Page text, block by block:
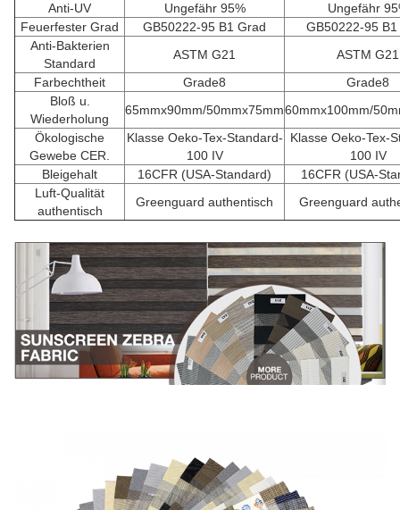
Anti-UV
Ungefähr 95%
Ungefähr
Feuerfester Grad
GB50222-95 B1 Grad
GB50222-95
Anti-Bakterien
Standard
ASTM G21
ASTM G21
Farbechtheit
Grade8
Grade8
Bloß u.
Wiederholung
65mmx90mm/50mmx75mm60mmx100mm/
Ökologische
Gewebe CER.
Klasse Oeko-Tex-Standard-
100 IV
Klasse Oeko-Tex-
100 IV
Bleigehalt
16CFR (USA-Standard)
16CFR (USA-
Luft-Qualität
authentisch
Greenguard authentisch Greenguard